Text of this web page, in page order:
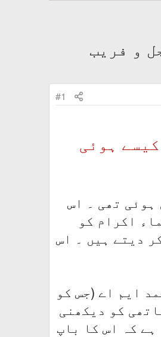
و فریب
#1
ہوئی
ہوئی تھی ۔ اس
اکرام کو
دیتے ہیں ۔ اس
ایم اے (جس کو
کو دیکھنی
کہ اس کا باپ